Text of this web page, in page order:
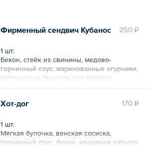
250 ₽
Фирменный сендвич Кубанос
1 шт.
Бекон, стейк из свинины, медово-
горчичный соус, маринованные огурчики,
петрушка на булочке для бургера.
170 ₽
Хот-дог
1 шт.
Мягкая булочка, венская сосиска,
горчичный соус, бекон, квашеная капуста.